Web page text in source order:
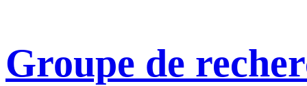
Groupe de